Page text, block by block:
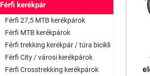
Férfi kerékpár
Férfi 27,5 MTB kerékpárok
Férfi MTB kerékpárok
Férfi trekking kerékpár / túra bicikli
Férfi City / városi kerékpárok
Férfi Crosstrekking kerékpárok